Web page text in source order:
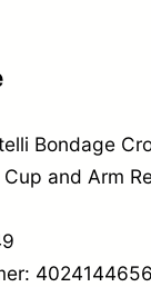
Bondage
and Arm